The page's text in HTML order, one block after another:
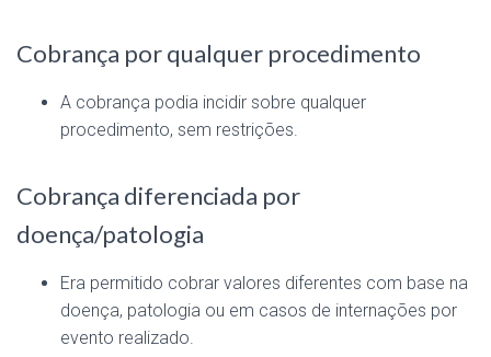
Cobrança por qualquer procedimento
A cobrança podia incidir sobre qualquer
procedimento, sem restrições.
Cobrança diferenciada por
doença/patologia
Era permitido cobrar valores diferentes com base na
doença, patologia ou em casos de internações por
evento realizado.